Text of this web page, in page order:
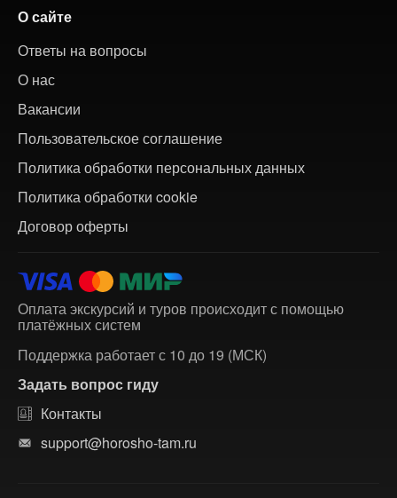
О сайте
Ответы на вопросы
О нас
Вакансии
Пользовательское соглашение
Политика обработки персональных данных
Политика обработки cookie
Договор оферты
Оплата экскурсий и туров происходит с помощью
платёжных систем
Поддержка работает с 10 до 19 (МСК)
Задать вопрос гиду
Контакты
support@horosho-tam.ru